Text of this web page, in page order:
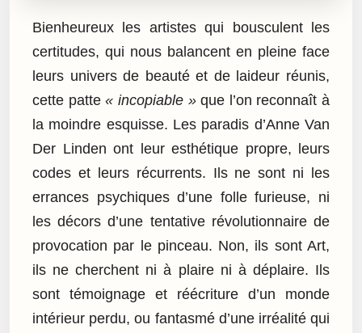
Bienheureux les artistes qui bousculent les
certitudes, qui nous balancent en pleine face
leurs univers de beauté et de laideur réunis,
cette patte« incopiable »que l’on reconnaît à
la moindre esquisse. Les paradis d’Anne Van
Der Linden ont leur esthétique propre, leurs
codes et leurs récurrents. Ils ne sont ni les
errances psychiques d’une folle furieuse, ni
les décors d’une tentative révolutionnaire de
provocation par le pinceau. Non, ils sont Art,
ils ne cherchent ni à plaire ni à déplaire. Ils
sont témoignage et réécriture d’un monde
intérieur perdu, ou fantasmé d’une irréalité qui